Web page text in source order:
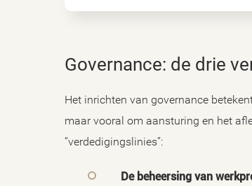
Governance: de drie
Het inrichten van governance
maar vooral om aansturing en het
“verdedigingslinies”:
De beheersing van